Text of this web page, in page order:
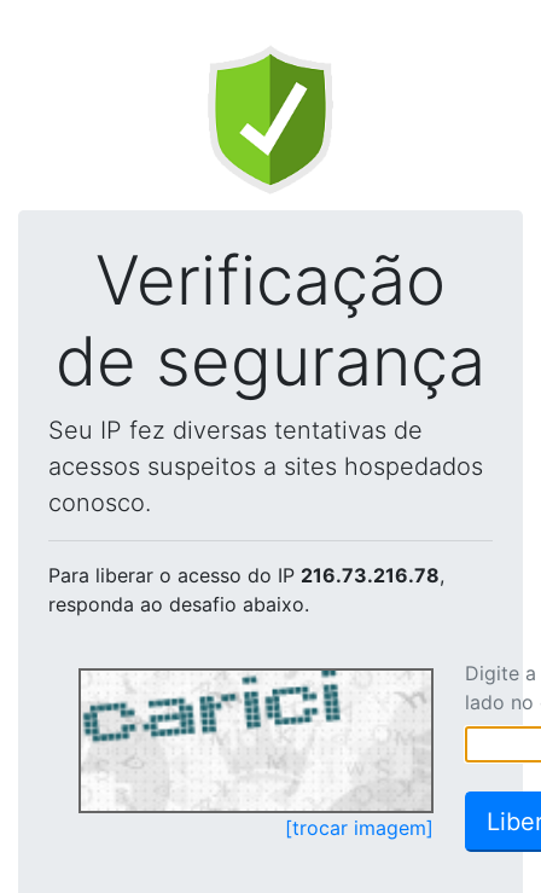
Verificação
de segurança
Seu IP fez diversas tentativas de
acessos suspeitos a sites hospedados
conosco.
Para liberar o acesso do IP 216.73.216.78,
responda ao desafio abaixo.
[trocar imagem]
Digite
lado no